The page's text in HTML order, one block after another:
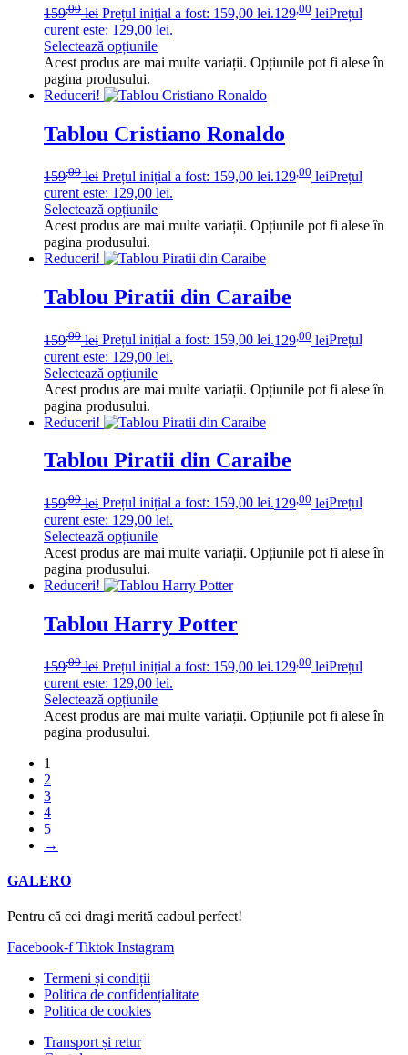
159,00 lei Prețul inițial a fost: 159,00 lei.129 ,00 leiPrețul
curent este: 129,00 lei.
Selectează opțiunile
Acest produs are mai multe variații. Opțiunile pot fi alese în
pagina produsului.
Reduceri!
Tablou Cristiano Ronaldo
159,00 lei Prețul inițial a fost: 159,00 lei.129,00 leiPrețul
curent este: 129,00 lei.
Selectează opțiunile
Acest produs are mai multe variații. Opțiunile pot fi alese în
pagina produsului.
Reduceri!
Tablou Piratii din Caraibe
159,00 lei Prețul inițial a fost: 159,00 lei.129 ,00 leiPrețul
curent este: 129,00 lei.
Selectează opțiunile
Acest produs are mai multe variații. Opțiunile pot fi alese în
pagina produsului.
Reduceri!
Tablou Piratii din Caraibe
159,00 lei Prețul inițial a fost: 159,00 lei.129 ,00 leiPrețul
curent este: 129,00 lei.
Selectează opțiunile
Acest produs are mai multe variații. Opțiunile pot fi alese în
pagina produsului.
Reduceri!
Tablou Harry Potter
159,00 lei Prețul inițial a fost: 159,00 lei.129 ,00 leiPrețul
curent este: 129,00 lei.
Selectează opțiunile
Acest produs are mai multe variații. Opțiunile pot fi alese în
pagina produsului.
1
2
3
4
5
→
GALERO
Pentru că cei dragi merită cadoul perfect!
Facebook-f Tiktok Instagram
Termeni și condiții
Politica de confidențialitate
Politica de cookies
Transport și retur